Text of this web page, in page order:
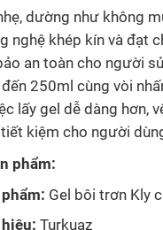
dường như không
nghệ khép kín và đạt
an toàn cho người
250ml cùng vòi
lấy gel dễ dàng hơn,
kiệm cho người
phẩm:
Gel bôi trơn Kly
Turkuaz